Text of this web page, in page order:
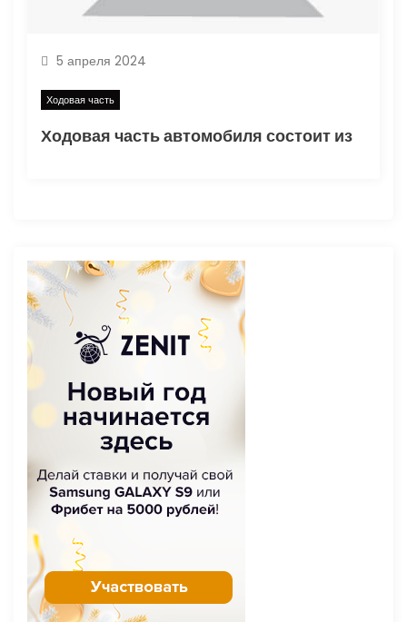
5 апреля 2024
Ходовая часть
Ходовая часть автомобиля состоит из